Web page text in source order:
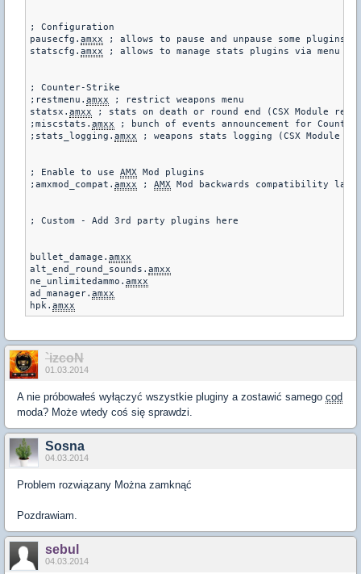
; Configuration
pausecfg. amxx ; allows to pause and unpause some plugins
statscfg. amxx ; allows to manage stats plugins via menu and
; Counter-Strike
;restmenu. amxx ; restrict weapons menu
statsx. amxx ; stats on death or round end (CSX Module
;miscstats. amxx ; bunch of events announcement for
;stats_logging. amxx ; weapons stats logging (CSX Module
; Enable to use AMX Mod plugins
;amxmod_compat. amxx ; AMX Mod backwards compatibility
; Custom - Add 3rd party plugins here
bullet_damage. amxx
alt_end_round_sounds. amxx
ne_unlimitedammo. amxx
ad_manager. amxx
hpk. amxx
`izcoN
01.03.2014
A nie próbowałeś wyłączyć wszystkie pluginy a zostawić samego cod
moda? Może wtedy coś się sprawdzi.
Sosna
04.03.2014
Problem rozwiązany Można zamknąć
Pozdrawiam.
sebul
04.03.2014